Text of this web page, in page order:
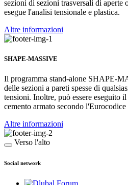
sezioni di sezioni trasversali di aperte
esegue l'analisi tensionale e plastica.
Altre informazioni
SHAPE-MASSIVE
Il programma stand-alone SHAPE-
delle sezioni a pareti spesse di
tensioni. Inoltre, può essere eseguito
cemento armato secondo
Altre informazioni
Verso l'alto
Social network